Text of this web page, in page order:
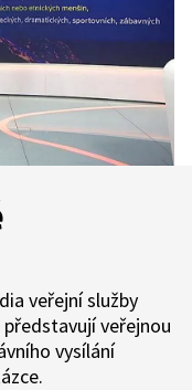
veřejní služby
veřejnou
vysílání